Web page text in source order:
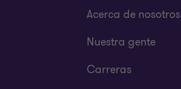
Acerca de nosotros
Nuestra gente
Carreras